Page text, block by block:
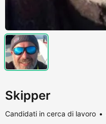
Skipper
Candidati in cerca di lavoro